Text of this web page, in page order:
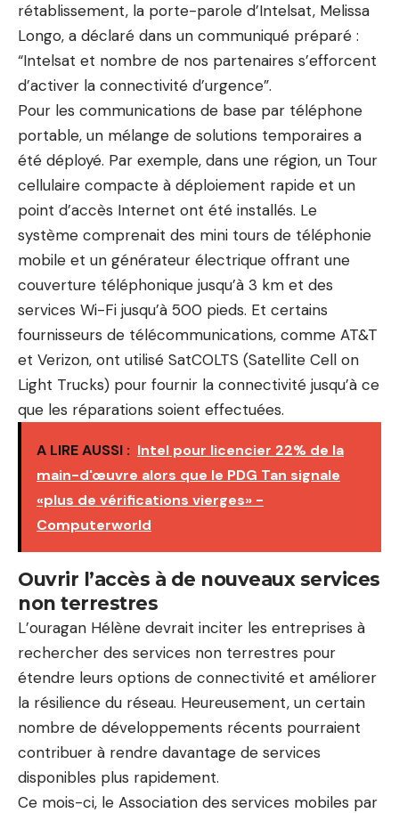
rétablissement, la porte-parole d’Intelsat, Melissa
Longo, a déclaré dans un communiqué préparé :
“Intelsat et nombre de nos partenaires s’efforcent
d’activer la connectivité d’urgence”.
Pour les communications de base par téléphone
portable, un mélange de solutions temporaires a
été déployé. Par exemple, dans une région, un Tour
cellulaire compacte à déploiement rapide et un
point d’accès Internet ont été installés. Le
système comprenait des mini tours de téléphonie
mobile et un générateur électrique offrant une
couverture téléphonique jusqu’à 3 km et des
services Wi-Fi jusqu’à 500 pieds. Et certains
fournisseurs de télécommunications, comme AT&T
et Verizon, ont utilisé SatCOLTS (Satellite Cell on
Light Trucks) pour fournir la connectivité jusqu’à ce
que les réparations soient effectuées.
A LIRE AUSSI : Intel pour licencier 22% de la
main-d'œuvre alors que le PDG Tan signale
«plus de vérifications vierges» -
Computerworld
Ouvrir l’accès à de nouveaux services
non terrestres
L’ouragan Hélène devrait inciter les entreprises à
rechercher des services non terrestres pour
étendre leurs options de connectivité et améliorer
la résilience du réseau. Heureusement, un certain
nombre de développements récents pourraient
contribuer à rendre davantage de services
disponibles plus rapidement.
Ce mois-ci, le Association des services mobiles par